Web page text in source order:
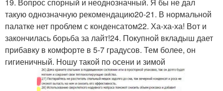
такую однозначную рекомендацию20-21. В нормальной
палатке нет проблем с конденсатом22. Ха-ха-ха! Вот и
закончилась борьба за лайт!24. Покупной вкладыш дает
прибавку в комфорте в 5-7 градусов. Тем более, он
гигиеничный. Ношу такой по осени и зимой